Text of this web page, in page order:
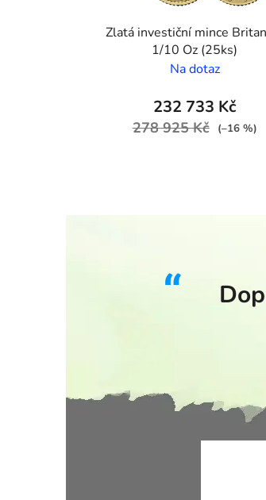
Zlatá investiční mince
1/10 Oz (25ks)
Na dotaz
232 733 Kč
278 925 Kč (–16 %)